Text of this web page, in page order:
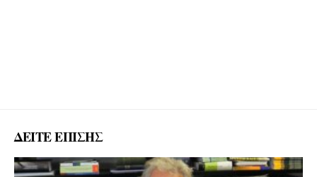
ΔΕΙΤΕ ΕΠΙΣΗΣ